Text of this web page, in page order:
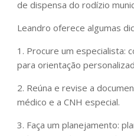
de dispensa do rodízio
Leandro oferece algumas
1. Procure um especialista:
para orientação
2. Reúna e revise a
médico e a CNH especial.
3. Faça um planejamento: